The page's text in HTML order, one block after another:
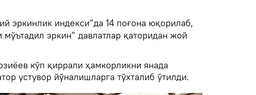
эркинлик индекси”да 14 поғона юқорилаб,
мўътадил эркин” давлатлар қаторидан жой
кўп қиррали ҳамкорликни янада
устувор йўналишларга тўхталиб ўтилди.